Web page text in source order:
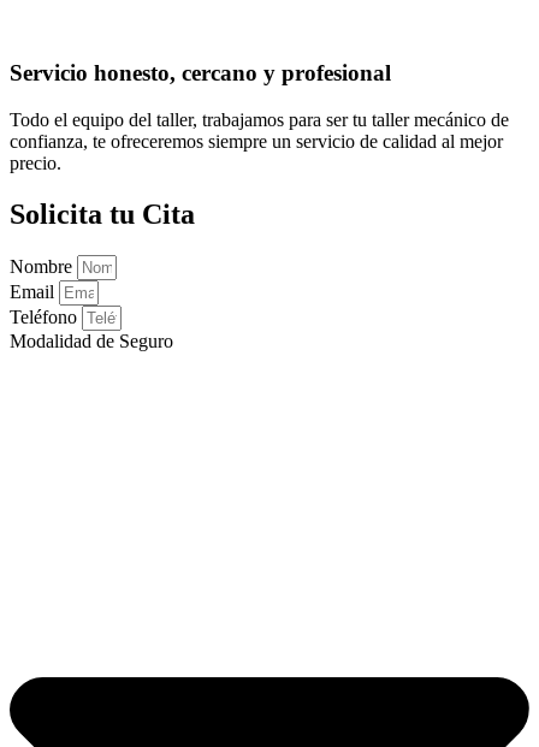
Servicio honesto, cercano y profesional
Todo el equipo del taller, trabajamos para ser tu taller mecánico de
confianza, te ofreceremos siempre un servicio de calidad al mejor
precio.
Solicita tu Cita
Nombre
Email
Teléfono
Modalidad de Seguro